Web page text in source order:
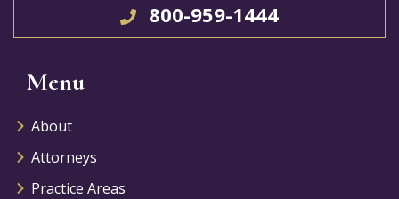
800-959-1444
Menu
About
Attorneys
Practice Areas